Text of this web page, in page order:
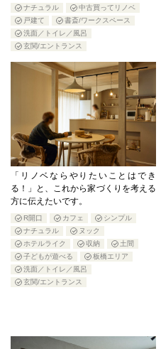
ナチュラル
中古買ってリノベ
戸建て
書斎/ワークスペース
洗面／トイレ／風呂
玄関/エントランス
「リノベならやりたいことはでき
る！」と、これから家づくりを考える
方に伝えたいです。
R開口 カフェ
シンプル
ナチュラル
ヌック
ホテルライク
収納
土間
子どもが遊べる
板橋エリア
洗面／トイレ／風呂
玄関/エントランス